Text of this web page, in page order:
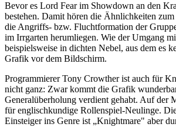
Bevor es Lord Fear im Showdown an den
bestehen. Damit hören die Ähnlichkeiten
die Angriffs- bzw. Fluchtformation der
im Irrgarten herumliegen. Wie der Umgang
beispielsweise in dichten Nebel, aus dem es
Grafik vor dem Bildschirm.
Programmierer Tony Crowther ist auch für
nicht ganz: Zwar kommt die Grafik
Generalüberholung verdient gehabt. Auf der
für englischkundige Rollenspiel-Neulinge.
Einsteiger ins Genre ist „Knightmare" aber